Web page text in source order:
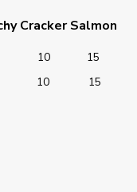
Cracker Salmon
10 15
10 15